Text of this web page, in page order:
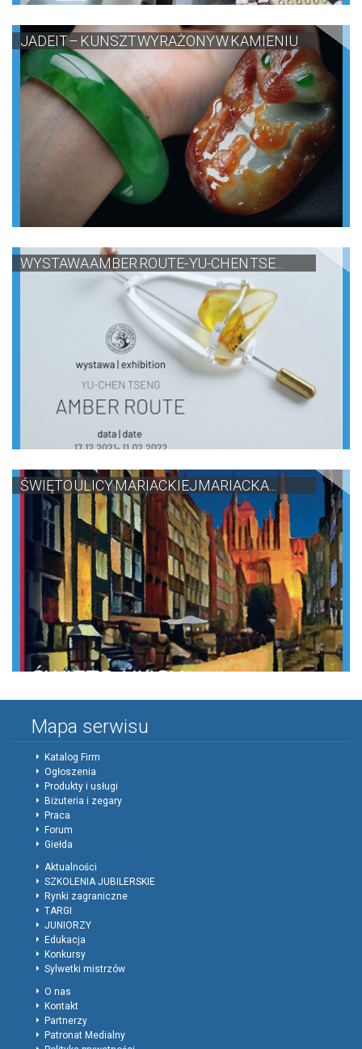
JADEIT – KUNSZT WYRAŻONY W KAMIENIU
WYSTAWA AMBER ROUTE- YU-CHEN TSE...
ŚWIĘTO ULICY MARIACKIEJ MARIACKA...
Mapa serwisu
Katalog Firm
Ogłoszenia
Produkty i usługi
Biżuteria i zegary
Praca
Forum
Giełda
Aktualności
SZKOLENIA JUBILERSKIE
Rynki zagraniczne
TARGI
JUNIORZY
Edukacja
Konkursy
Sylwetki mistrzów
O nas
Kontakt
Partnerzy
Patronat Medialny